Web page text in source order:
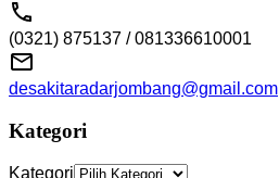
(0321) 875137 / 081336610001
desakitaradarjombang@gmail.com
Kategori
Kategori